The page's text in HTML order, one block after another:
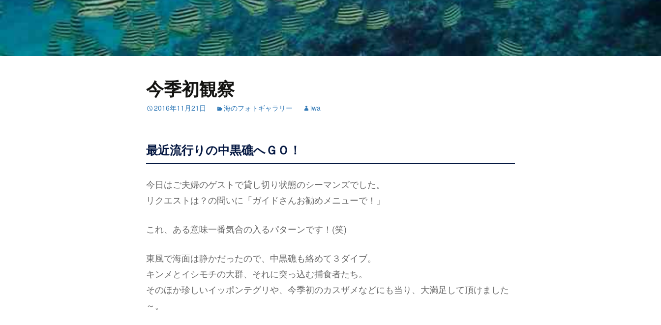
今季初観察
2016年11月21日 海のフォトギャラリー iwa
最近流行りの中黒礁へＧＯ！
今日はご夫婦のゲストで貸し切り状態のシーマンズでした。
リクエストは？の問いに「ガイドさんお勧めメニューで！」
これ、ある意味一番気合の入るパターンです！(笑)
東風で海面は静かだったので、中黒礁も絡めて３ダイブ。
キンメとイシモチの大群、それに突っ込む捕食者たち。
そのほか珍しいイッポンテグリや、今季初のカスザメなどにも当り、大満足して頂けました
～。